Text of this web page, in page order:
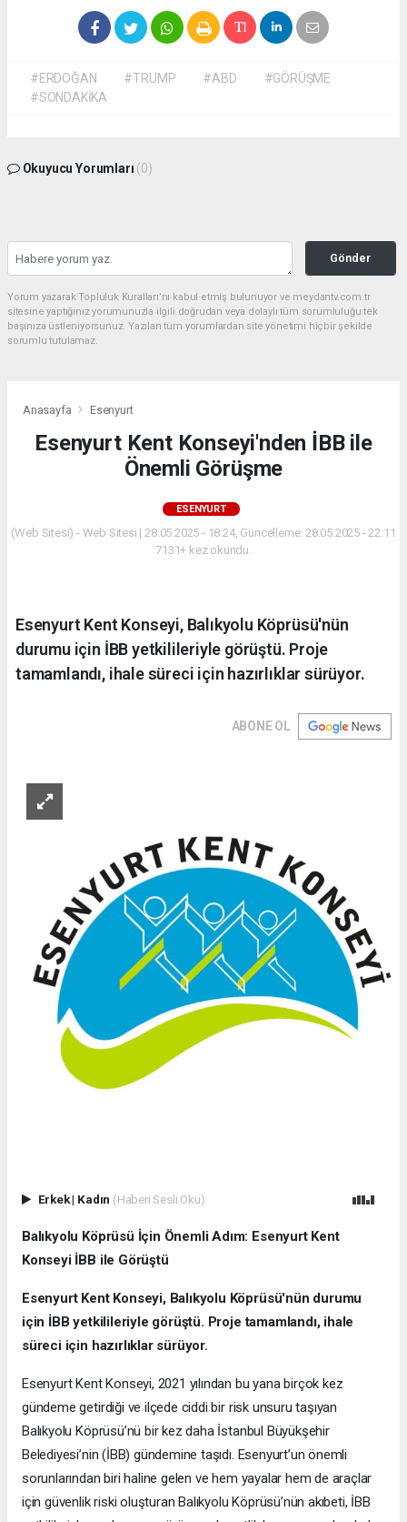
#ERDOĞAN #TRUMP #ABD
#GÖRÜŞME
#SONDAKİKA
Okuyucu Yorumları (0)
Gönder
Yorum yazarak Topluluk Kuralları’nı kabul etmiş bulunuyor ve meydantv.com.tr
sitesine yaptığınız yorumunuzla ilgili doğrudan veya dolaylı tüm sorumluluğu tek
başınıza üstleniyorsunuz. Yazılan tüm yorumlardan site yönetimi hiçbir şekilde
sorumlu tutulamaz.
Anasayfa Esenyurt
Esenyurt Kent Konseyi'nden İBB ile
Önemli Görüşme
ESENYURT
(Web Sitesi) - Web Sitesi | 28.05.2025 - 18:24, Güncelleme: 28.05.2025 - 22:11
7131+ kez okundu.
Esenyurt Kent Konseyi, Balıkyolu Köprüsü'nün
durumu için İBB yetkilileriyle görüştü. Proje
tamamlandı, ihale süreci için hazırlıklar sürüyor.
ABONE OL
Erkek| Kadın (Haberi Sesli Oku)
Balıkyolu Köprüsü İçin Önemli Adım: Esenyurt Kent
Konseyi İBB ile Görüştü
Esenyurt Kent Konseyi, Balıkyolu Köprüsü'nün durumu
için İBB yetkilileriyle görüştü. Proje tamamlandı, ihale
süreci için hazırlıklar sürüyor.
Esenyurt Kent Konseyi, 2021 yılından bu yana birçok kez
gündeme getirdiği ve ilçede ciddi bir risk unsuru taşıyan
Balıkyolu Köprüsü’nü bir kez daha İstanbul Büyükşehir
Belediyesi’nin (İBB) gündemine taşıdı. Esenyurt’un önemli
sorunlarından biri haline gelen ve hem yayalar hem de araçlar
için güvenlik riski oluşturan Balıkyolu Köprüsü’nün akıbeti, İBB